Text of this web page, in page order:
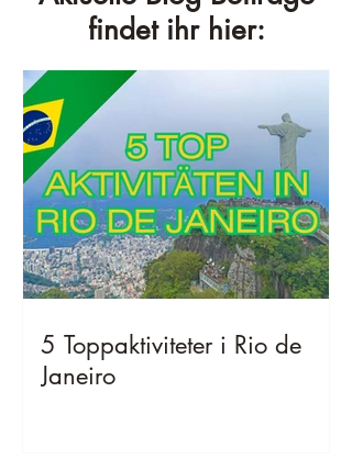
findet ihr hier:
5 Toppaktiviteter i Rio de
Janeiro